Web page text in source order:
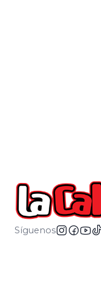
Síguenos